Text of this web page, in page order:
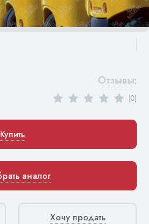
Отзывы:
(0)
Купить
аналог
Хочу продать